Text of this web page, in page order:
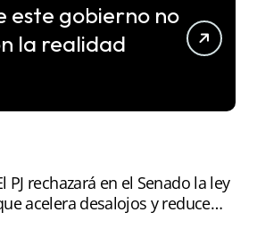
este gobierno no
la realidad
PJ rechazará en el Senado la ley
acelera desalojos y reduce